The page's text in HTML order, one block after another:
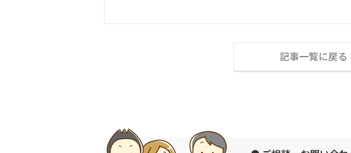
記事一覧に戻る